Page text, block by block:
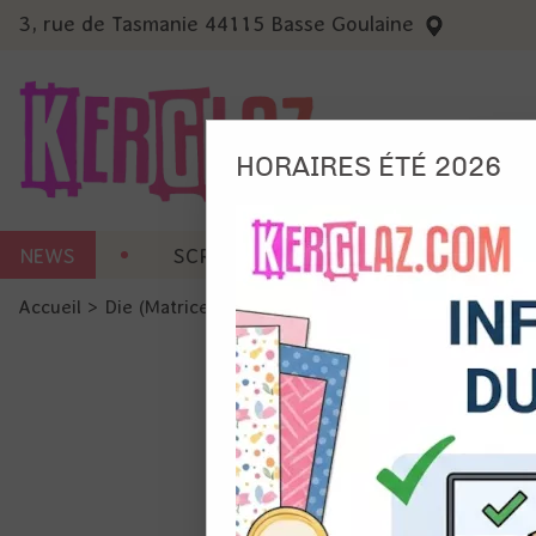
3, rue de Tasmanie 44115 Basse Goulaine
NEWS SCRAP CARTERIE MACHINES
Accueil > Die (Matrice de découpe) Die format standard
Ils
et du
précises
Si vous
de la
HORAIRES ÉTÉ 2026